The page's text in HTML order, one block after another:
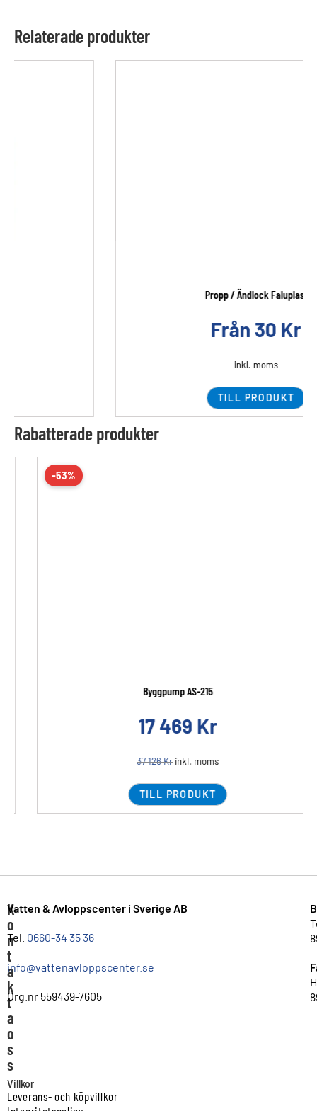
Relaterade produkter
Propp / Ändlock Faluplast
Rabatterade produkter
-53%
Byggpump AS-215
17 469Kr
37 126Krinkl. moms
TILL PRODUKT
K
o
n
t
a
k
t
a
o
s
s
Vatten & Avloppscenter i Sverige AB
Tel. 0660-34 35 36
info@vattenavloppscenter.se
Org.nr 559439-7605
Villkor
Leverans- och köpvillkor